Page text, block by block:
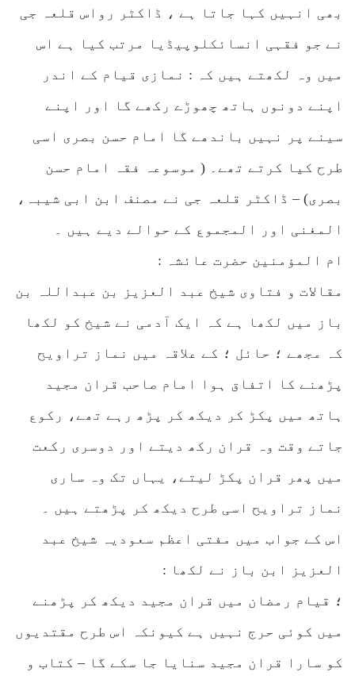
بھی انہیں کہا جاتا ہے ، ڈاکٹر رواس قلعہ جی
نے جو فقہی انسائکلوپیڈیا مرتب کیا ہے اس
میں وہ لکھتے ہیں کہ : نمازی قیام کے اندر
اپنے دونوں ہاتھ چھوڑے رکھے گا اور اپنے
سینے پر نہیں باندھے گا امام حسن بصری اسی
طرح کیا کرتے تھے۔ ( موسوعہ فقہ امام حسن
بصری) – ڈاکٹر قلعہ جی نے مصنف ابن ابی شیبہ،
المغنی اور المجموع کے حوالے دیے ہیں ۔
ام المؤمنین حضرت عائشہ :
مقالات و فتاوی شیخ عبد العزیز بن عبداللہ بن
باز میں لکھا ہے کہ ایک آدمی نے شیخ کو لکھا
کہ مجھے ؛ حائل ؛ کے علاقہ میں نماز تراویح
پڑھنے کا اتفاق ہوا امام صاحب قران مجید
ہاتھ میں پکڑ کر دیکھ کر پڑھ رہے تھے، رکوع
جاتے وقت وہ قران رکھ دیتے اور دوسری رکعت
میں پھر قران پکڑ لیتے، یہاں تک وہ ساری
نماز تراویح اسی طرح دیکھ کر پڑھتے ہیں ۔
اس کے جواب میں مفتی اعظم سعودیہ شیخ عبد
العزیز ابن باز نے لکھا :
؛ قیام رمضان میں قران مجید دیکھ کر پڑھنے
میں کوئی حرج نہیں ہے کیونکہ اس طرح مقتدیوں
کو سارا قران مجید سنایا جا سکے گا – کتاب و